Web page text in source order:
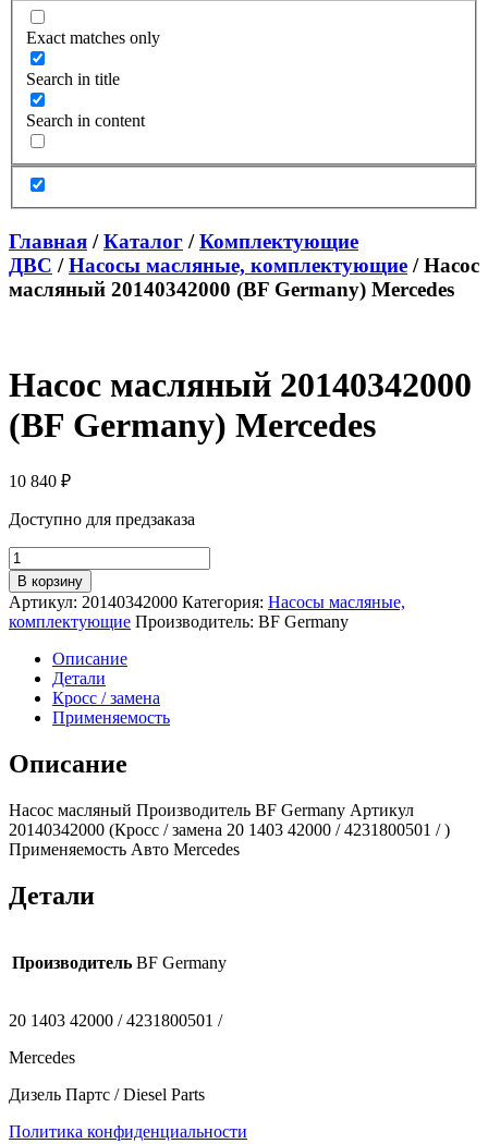
Exact matches only
Search in title
Search in content
Главная /Каталог /Комплектующие
ДВС /Насосы масляные, комплектующие / Насос
масляный 20140342000 (BF Germany) Mercedes
Насос масляный 20140342000
(BF Germany) Mercedes
10 840 ₽
Доступно для предзаказа
Количество
товара
Насос
масляный
20140342000
Germany)
Mercedes
В корзину
Артикул: 20140342000 Категория: Насосы масляные,
комплектующие Производитель: BF Germany
Описание
Детали
Кросс / замена
Применяемость
Описание
Насос масляный Производитель BF Germany Артикул
20140342000 (Кросс / замена 20 1403 42000 / 4231800501 / )
Применяемость Авто Mercedes
Детали
Производитель BF Germany
20 1403 42000 / 4231800501 /
Mercedes
Дизель Партс / Diesel Parts
Политика конфиденциальности